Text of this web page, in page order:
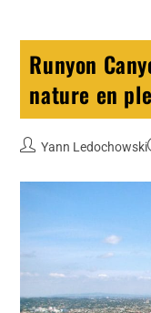
Runyon
nature en
Yann Ledochowski